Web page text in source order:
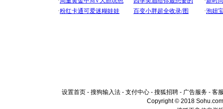
设置首页 - 搜狗输入法 - 支付中心 - 搜狐招聘 - 广告服务 - 客
Copyright © 2018